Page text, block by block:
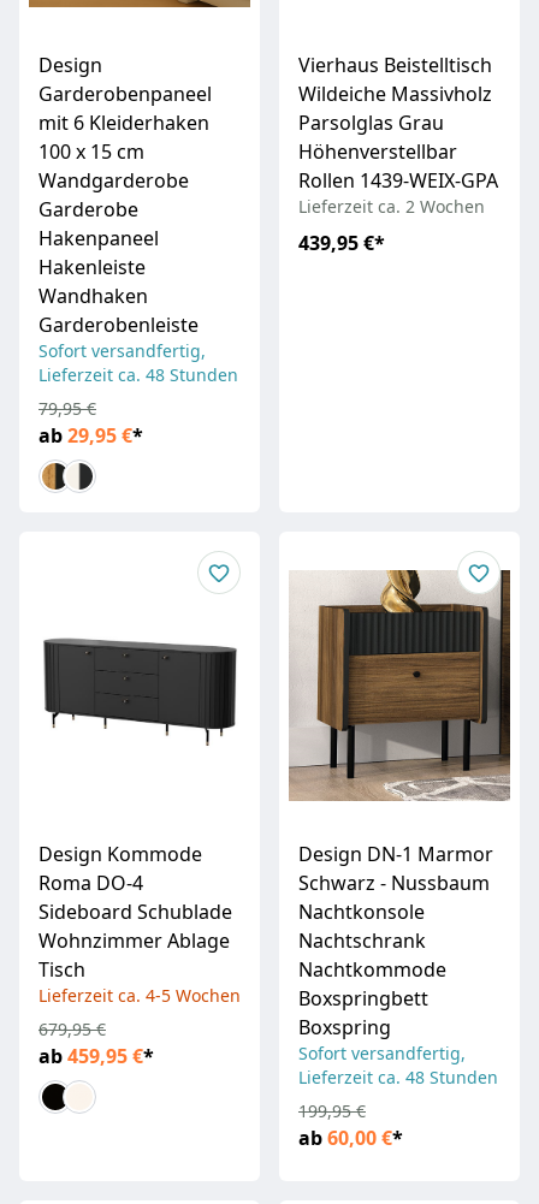
Design
Garderobenpaneel
mit 6 Kleiderhaken
100 x 15 cm
Wandgarderobe
Garderobe
Hakenpaneel
Hakenleiste
Wandhaken
Garderobenleiste
Sofort versandfertig,
Lieferzeit ca. 48 Stunden
ab29,95 €*
79,95 €
Vierhaus Beistelltisch
Wildeiche Massivholz
Parsolglas Grau
Höhenverstellbar
Rollen 1439-WEIX-GPA
Lieferzeit ca. 2 Wochen
439,95 €*
Design Kommode
Roma DO-4
Sideboard Schublade
Wohnzimmer Ablage
Tisch
Lieferzeit ca. 4-5 Wochen
ab459,95 €*
679,95 €
Design DN-1 Marmor
Schwarz - Nussbaum
Nachtkonsole
Nachtschrank
Nachtkommode
Boxspringbett
Boxspring
Sofort versandfertig,
Lieferzeit ca. 48 Stunden
ab60,00 €*
199,95 €